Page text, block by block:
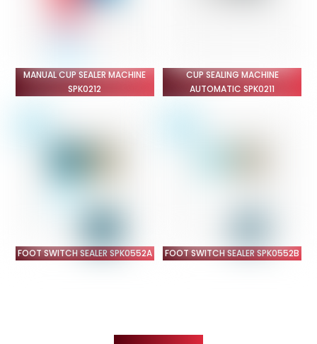
MANUAL CUP SEALER MACHINE
SPK0212
CUP SEALING MACHINE
AUTOMATIC SPK0211
FOOT SWITCH SEALER SPK0552A FOOT SWITCH SEALER SPK0552B